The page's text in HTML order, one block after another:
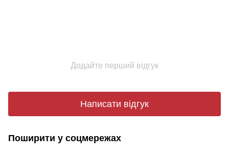
Додайте перший відгук
Написати відгук
Поширити у соцмережах